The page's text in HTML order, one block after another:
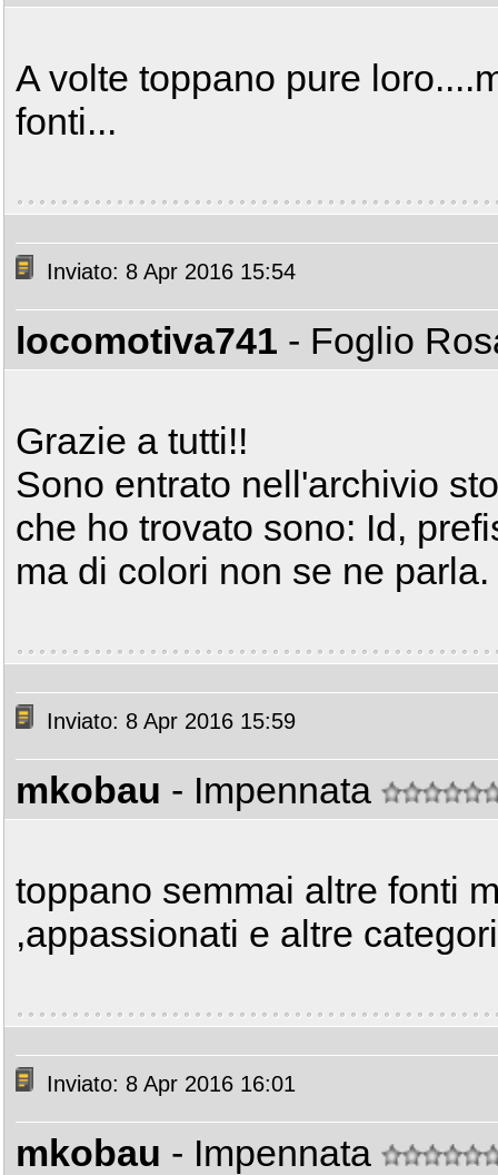
A volte toppano pure
fonti...
Inviato: 8 Apr 2016 15:54
locomotiva741 - Foglio
Grazie a tutti!!
Sono entrato nell'archivio
che ho trovato sono: Id,
ma di colori non se ne parla.
Inviato: 8 Apr 2016 15:59
mkobau - Impennata
toppano semmai altre fonti
,appassionati e altre
Inviato: 8 Apr 2016 16:01
mkobau - Impennata